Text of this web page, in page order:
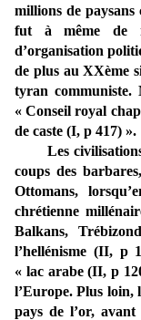
millions de
fut à même de
d’organisation
de plus au XXème
tyran communiste.
« Conseil royal
de caste (I, p 417) ».
Les civilisations
coups des
Ottomans,
chrétienne
Balkans,
l’hellénisme (II, p
« lac arabe (II, p
l’Europe. Plus loin,
pays de l’or, avant